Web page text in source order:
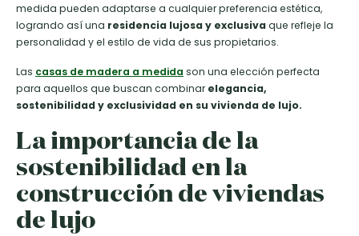
medida pueden adaptarse a cualquier preferencia estética,
logrando así una residencia lujosa y exclusivaque refleje la
personalidad y el estilo de vida de sus propietarios.
Las casas de madera a medida son una elección perfecta
para aquellos que buscan combinarelegancia,
sostenibilidad y exclusividad en su vivienda de lujo.
La importancia de la
sostenibilidad en la
construcción de viviendas
de lujo